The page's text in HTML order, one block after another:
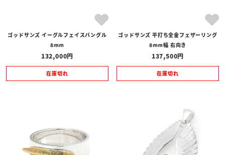
ゴッドサンズ イーグルフェイスバングル
8mm
132,000
在庫切れ
ゴッドサンズ 平打ち全金フェザーリング
8mm幅 右向き
137,500
在庫切れ